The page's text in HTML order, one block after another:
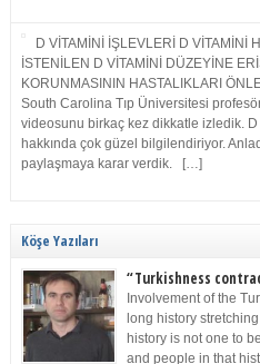
D VİTAMİNİ İŞLEVLERİ D VİTAMİNİ
İSTENİLEN D VİTAMİNİ DÜZEYİNE
KORUNMASININ HASTALIKLARI
South Carolina Tıp Üniversitesi
videosunu birkaç kez dikkatle izledik.
hakkında çok güzel bilgilendiriyor.
paylaşmaya karar verdik. […]
Köşe Yazıları
“Turkishness
Involvement of the
long history
history is not one to
and people in that